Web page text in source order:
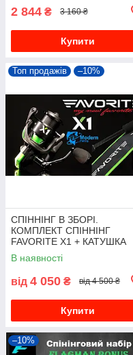
2 844 ₴ 3 160 ₴
Купити
Топ продажів –10%
СПІННІНГ В ЗБОРІ.
КОМПЛЕКТ СПІННІНГ
FAVORITE X1 + КАТУШКА
FAVORITE X1
В наявності
від 4 050 ₴ від 4 500 ₴
Купити
–10%